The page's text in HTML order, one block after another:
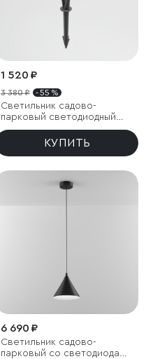
1 520 ₽
3 380 ₽ - 55 %
Светильник садово-
парковый светодиодный
Hidden серый
КУПИТЬ
6 690 ₽
Светильник садово-
парковый со светодиодами